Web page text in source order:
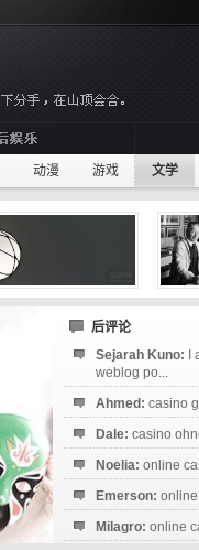
动漫 游戏 文学
后评论
Sejarah Kuno:
weblog po...
Ahmed: casino
Dale: casino
Noelia: online
Emerson:
Milagro: online